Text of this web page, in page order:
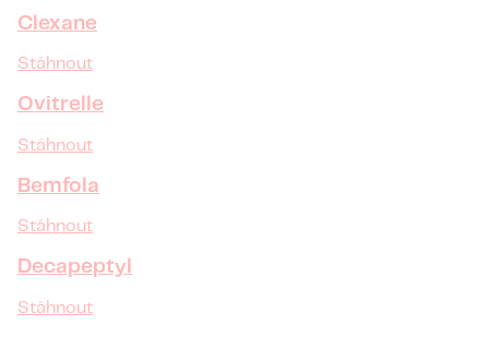
Clexane
Stáhnout
Ovitrelle
Stáhnout
Bemfola
Stáhnout
Decapeptyl
Stáhnout